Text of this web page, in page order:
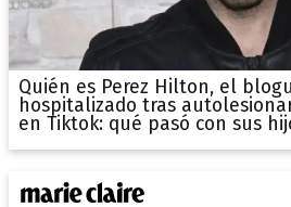
Quién es Perez Hilton, el
hospitalizado tras
en Tiktok: qué pasó con sus